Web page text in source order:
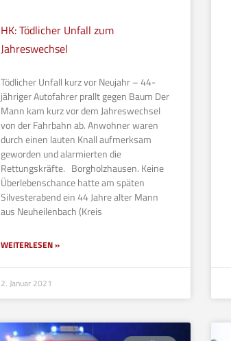
HK: Tödlicher Unfall zum
Jahreswechsel
Tödlicher Unfall kurz vor Neujahr – 44-
jähriger Autofahrer prallt gegen Baum Der
Mann kam kurz vor dem Jahreswechsel
von der Fahrbahn ab. Anwohner waren
durch einen lauten Knall aufmerksam
geworden und alarmierten die
Rettungskräfte. Borgholzhausen. Keine
Überlebenschance hatte am späten
Silvesterabend ein 44 Jahre alter Mann
aus Neuheilenbach (Kreis
WEITERLESEN »
2. Januar 2021